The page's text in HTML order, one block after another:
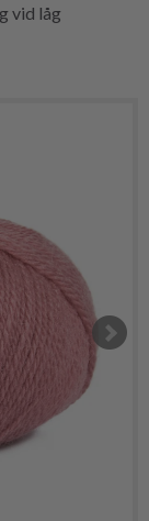
vid låg